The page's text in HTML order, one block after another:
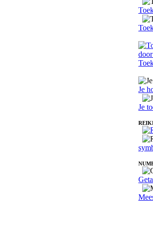
Je
Je